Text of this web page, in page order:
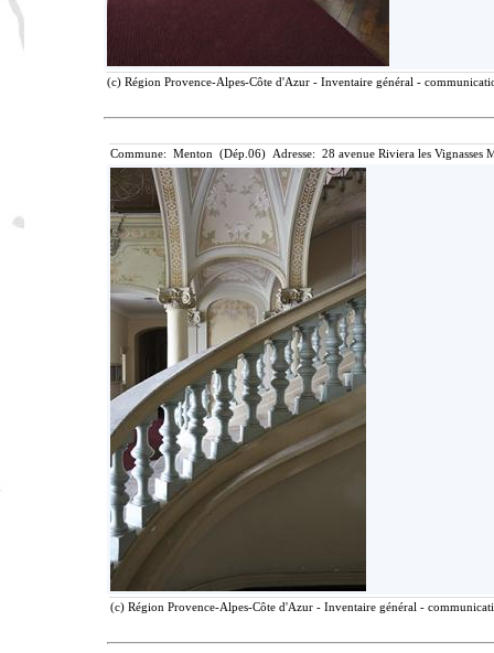
(c) Région Provence-Alpes-Côte d'Azur - Inventaire général -
Commune: Menton (Dép.06) Adresse: 28 avenue Riviera les
(c) Région Provence-Alpes-Côte d'Azur - Inventaire général -